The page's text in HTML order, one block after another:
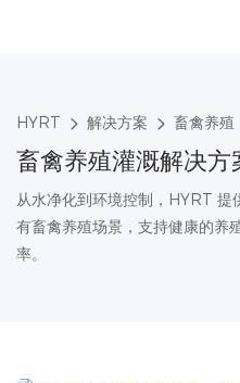
HYRT 解决方案 畜禽养殖
畜禽养殖灌溉解决方
从水净化到环境控制，HYRT 提
有畜禽养殖场景，支持健康的养
率。